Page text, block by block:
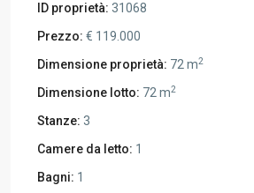
ID proprietà: 31068
Prezzo: € 119.000
Dimensione proprietà: 72 m2
Dimensione lotto: 72 m2
Stanze: 3
Camere da letto: 1
Bagni: 1